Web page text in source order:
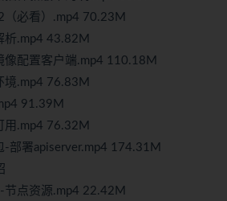
必看）.mp4 70.23M
析.mp4 43.82M
像配置客户端.mp4 110.18M
境.mp4 76.83M
91.39M
用.mp4 76.32M
部署apiserver.mp4 174.31M
点资源.mp4 22.42M